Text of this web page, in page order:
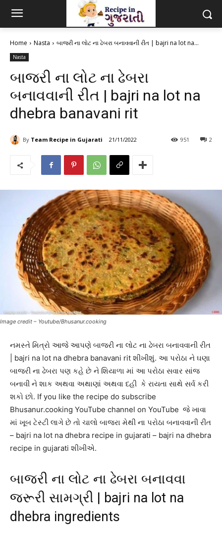
Home Nasta બાજરી ના લોટ ના ઢેબરા બનાવવાની રીત | bajri na lot na...
Nasta
બાજરી ના લોટ ના ઢેબરા
બનાવવાની રીત | bajri na lot na
dhebra banavani rit
By Team Recipe in Gujarati 21/11/2022 2
951
Image credit – Youtube/Bhusanur.cooking
નમસ્તે મિત્રો આજે આપણે બાજરી ના લોટ ના ઢેબરા બનાવવાની રીત
| bajri na lot na dhebra banavani rit શીખીશું. આ પરોઠા ને ઘણા
બાજરી ના ઢેબરા પણ કહે છે ને શિયાળા માં આ પરોઠા સવાર સાંજ
બનાવી ને શાક અથવા અથાણાં અથવા દહી કે રાયતા સાથે સર્વ કરી
શકો છો. If you like the recipe do subscribe
Bhusanur.cooking YouTube channel on YouTube જે ખાવા
માં ખૂબ ટેસ્ટી લાગે છે તો ચાલો બાજરા મેથી ના પરોઠા બનાવવાની રીત
– bajri na lot na dhebra recipe in gujarati – bajri na dhebra
recipe in gujarati શીખીએ.
બાજરી ના લોટ ના ઢેબરા બનાવવા
જરૂરી સામગ્રી | bajri na lot na
dhebra ingredients